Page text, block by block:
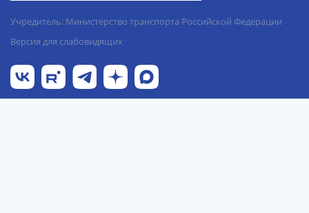
Учредитель: Министерство транспорта Российской Федерации
Версия для слабовидящих